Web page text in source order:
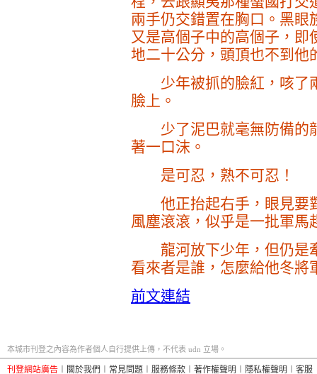
兩手仍交錯置在胸口。黑眼
又是高個子中的高個子，即
地二十公分，頭頂也不到他
少年被抓的臉紅，咳了
臉上。
少了泥巴就毫無防備的
著一口沫。
是可忍，熟不可忍！
他正抬起右手，眼見要
風塵滾滾，似乎是一批軍馬
龍河放下少年，但仍是
看來者是誰，怎麼給他冬將
前文連結
本城市刊登之內容為作者個人自行提供上傳，不代表 udn 立場。
刊登網站廣告 關於我們 常見問題 服務條款 著作權聲明 隱私權聲明 客服